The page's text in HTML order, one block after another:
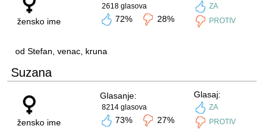
žensko ime
2618 glasova
72% 28%
ZA
PROTIV
od Stefan, venac, kruna
Suzana
žensko ime
Glasanje:
8214 glasova
73% 27%
Glasaj:
ZA
PROTIV